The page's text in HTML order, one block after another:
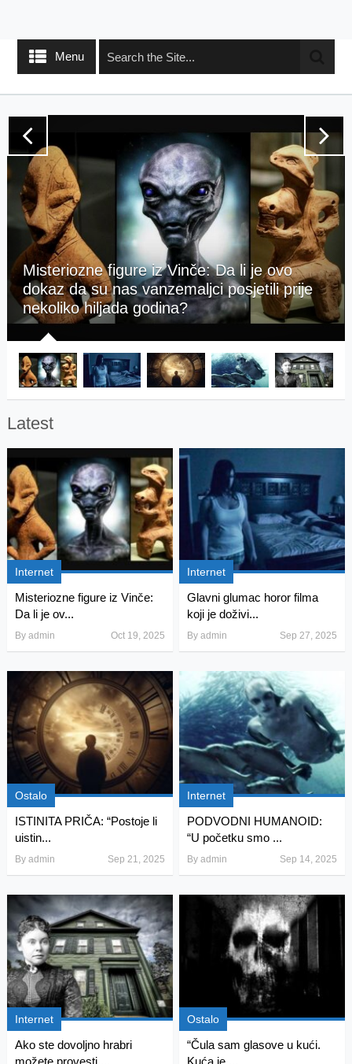
Menu
Misteriozne figure iz Vinče: Da li je ovo
dokaz da su nas vanzemaljci posjetili prije
nekoliko hiljada godina?
Latest
Internet
Misteriozne figure iz Vinče:
Da li je ov...
By admin Oct 19, 2025
Internet
Glavni glumac horor filma
koji je doživi...
Byadmin Sep 27, 2025
Ostalo
ISTINITA PRIČA: “Postoje li
uistin...
By admin Sep 21, 2025
Internet
PODVODNI HUMANOID:
“U početku smo ...
Byadmin Sep 14, 2025
Internet
Ako ste dovoljno hrabri
možete provesti ...
Ostalo
“Čula sam glasove u kući.
Kuća je ...